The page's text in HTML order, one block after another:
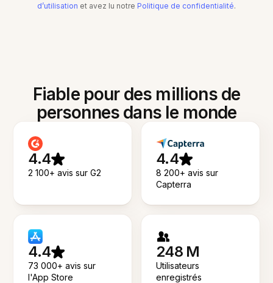
d’utilisation et avez lu notre Politique de confidentialité.
Fiable pour des millions de
personnes dans le monde
4.4
2 100+ avis sur G2
4.4
8 200+ avis sur
Capterra
4.4
73 000+ avis sur
l'App Store
248 M
Utilisateurs
enregistrés